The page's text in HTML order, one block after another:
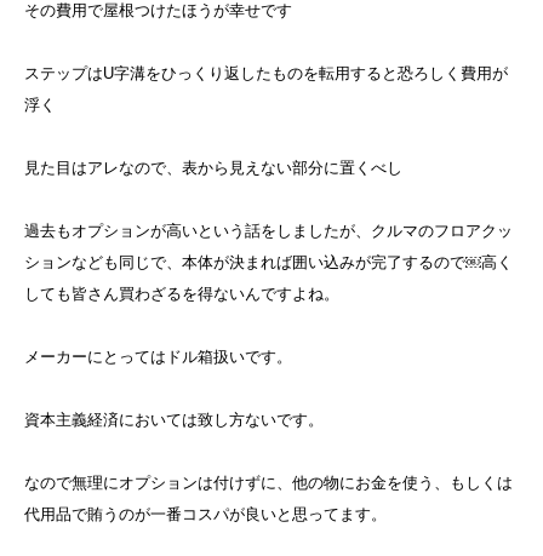
その費用で屋根つけたほうが幸せです
ステップはU字溝をひっくり返したものを転用すると恐ろしく費用が
浮く
見た目はアレなので、表から見えない部分に置くべし
過去もオプションが高いという話をしましたが、クルマのフロアクッ
ションなども同じで、本体が決まれば囲い込みが完了するので￼高く
しても皆さん買わざるを得ないんですよね。
メーカーにとってはドル箱扱いです。
資本主義経済においては致し方ないです。
なので無理にオプションは付けずに、他の物にお金を使う、もしくは
代用品で賄うのが一番コスパが良いと思ってます。